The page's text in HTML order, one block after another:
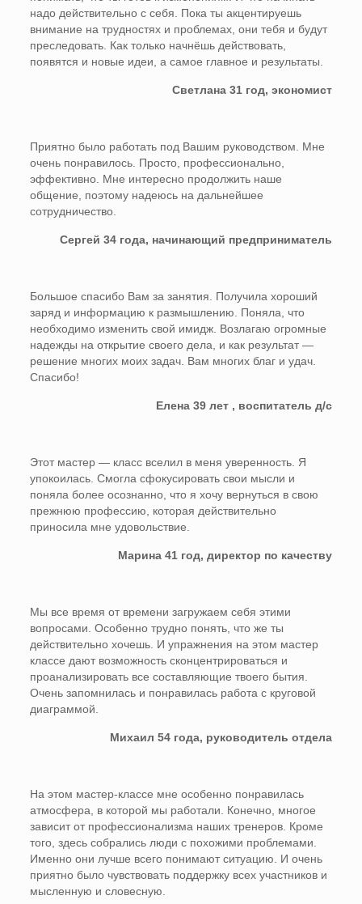
надо действительно с себя. Пока ты акцентируешь
внимание на трудностях и проблемах, они тебя и будут
преследовать. Как только начнёшь действовать,
появятся и новые идеи, а самое главное и результаты.
Светлана 31 год, экономист
Приятно было работать под Вашим руководством. Мне
очень понравилось. Просто, профессионально,
эффективно. Мне интересно продолжить наше
общение, поэтому надеюсь на дальнейшее
сотрудничество.
Сергей 34 года, начинающий предприниматель
Большое спасибо Вам за занятия. Получила хороший
заряд и информацию к размышлению. Поняла, что
необходимо изменить свой имидж. Возлагаю огромные
надежды на открытие своего дела, и как результат —
решение многих моих задач. Вам многих благ и удач.
Спасибо!
Елена 39 лет , воспитатель д/с
Этот мастер — класс вселил в меня уверенность. Я
упокоилась. Смогла сфокусировать свои мысли и
поняла более осознанно, что я хочу вернуться в свою
прежнюю профессию, которая действительно
приносила мне удовольствие.
Марина 41 год, директор по качеству
Мы все время от времени загружаем себя этими
вопросами. Особенно трудно понять, что же ты
действительно хочешь. И упражнения на этом мастер
классе дают возможность сконцентрироваться и
проанализировать все составляющие твоего бытия.
Очень запомнилась и понравилась работа с круговой
диаграммой.
Михаил 54 года, руководитель отдела
На этом мастер-классе мне особенно понравилась
атмосфера, в которой мы работали. Конечно, многое
зависит от профессионализма наших тренеров. Кроме
того, здесь собрались люди с похожими проблемами.
Именно они лучше всего понимают ситуацию. И очень
приятно было чувствовать поддержку всех участников и
мысленную и словесную.